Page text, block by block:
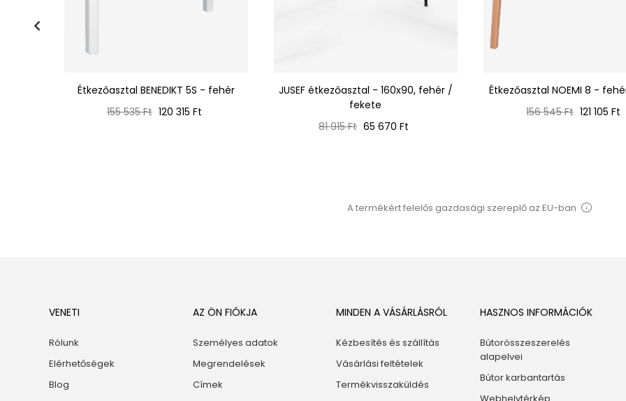
Étkezőasztal BENEDIKT 5S - fehér
Normál
155 535 Ft Ár
120 315 Ft
JUSEF étkezőasztal - 160x90, fehér /
fekete
Normál
81 915 Ft Ár
65 670 Ft
Étkezőasztal NOEMI 8 -
Normál
156 545 Ft Ár
121 105 Ft
A termékért felelős gazdasági szereplő az EU-ban
VENETI
Rólunk
Elérhetőségek
Blog
AZ ÖN FIÓKJA
Személyes adatok
Megrendelések
Címek
MINDEN A VÁSÁRLÁSRÓL
Kézbesítés és szállítás
Vásárlási feltételek
Termékvisszaküldés
HASZNOS INFORMÁCIÓK
Bútorösszeszerelés
alapelvei
Bútor karbantartás